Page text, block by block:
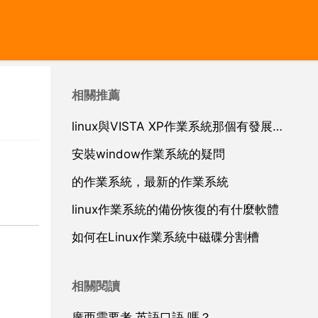
相關推薦
linux與VISTA XP作業系統那個有發展前景，是趨勢所向，急求
安裝window作業系統的疑問
的作業系統，最新的作業系統
linux作業系統的備份恢復的有什麼軟體
如何在Linux作業系統中磁碟分割槽
相關閱讀